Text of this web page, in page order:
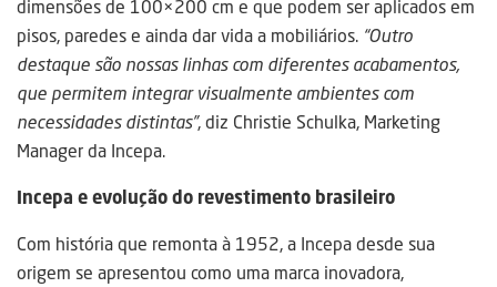
dimensões de 100×200 cm e que podem ser aplicados em
pisos, paredes e ainda dar vida a mobiliários. “Outro
destaque são nossas linhas com diferentes acabamentos,
que permitem integrar visualmente ambientes com
necessidades distintas”, diz Christie Schulka, Marketing
Manager da Incepa.
Incepa e evolução do revestimento brasileiro
Com história que remonta à 1952, a Incepa desde sua
origem se apresentou como uma marca inovadora,